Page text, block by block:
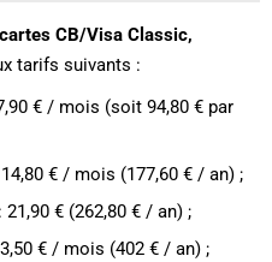
CB/Visa Classic,
tarifs suivants :
€ / mois (soit 94,80 € par
€ / mois (177,60 € / an) ;
€ (262,80 € / an) ;
€ / mois (402 € / an) ;